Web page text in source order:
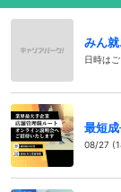
みん就
日時は
最短
08/27